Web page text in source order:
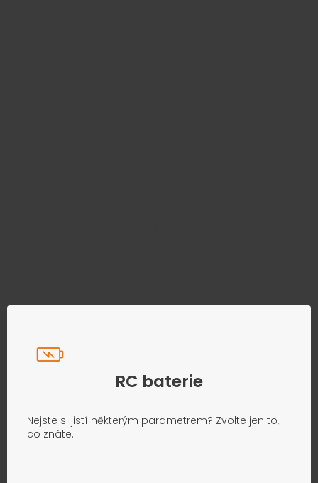
RC baterie
Nejste si jistí některým parametrem? Zvolte jen to,
co znáte.